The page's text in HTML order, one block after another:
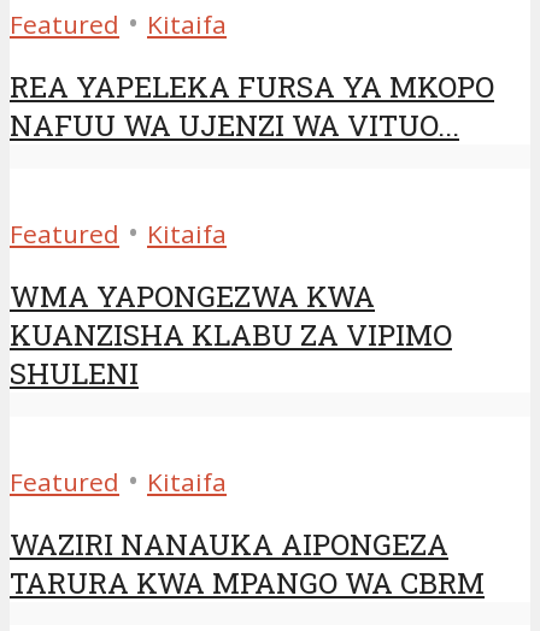
Featured • Kitaifa
REA YAPELEKA FURSA YA MKOPO
NAFUU WA UJENZI WA VITUO...
Featured • Kitaifa
WMA YAPONGEZWA KWA
KUANZISHA KLABU ZA VIPIMO
SHULENI
Featured • Kitaifa
WAZIRI NANAUKA AIPONGEZA
TARURA KWA MPANGO WA CBRM